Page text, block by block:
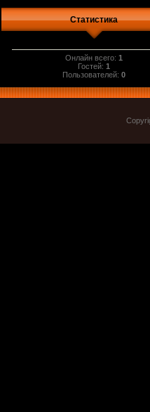
Статистика
Онлайн всего:1
Гостей:1
Пользователей:0